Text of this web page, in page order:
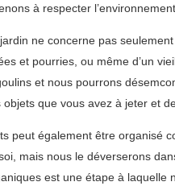
à respecter
ne concerne pas
et pourries, ou même d’un
et nous pourrons
que vous avez à jeter et
peut également être organisé
mais nous le déverserons
est une étape à